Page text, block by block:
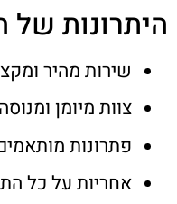
היתרונות של
שירות מהיר
צוות מיומן ומנוסה
פתרונות
אחריות על כל